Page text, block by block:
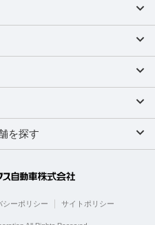
を探す
シーポリシー サイトポリシー